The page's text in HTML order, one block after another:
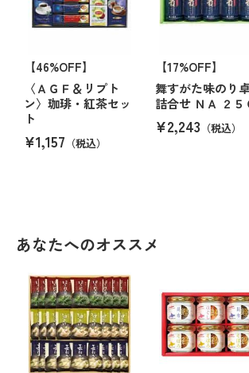
【46%OFF】
〈ＡＧＦ＆リプト
ン〉珈琲・紅茶セッ
ト
¥1,157 （税込）
【17%OFF】
舞すがた味のり
詰合せ ＮＡ ２５
¥2,243 （税込）
あなたへのオススメ